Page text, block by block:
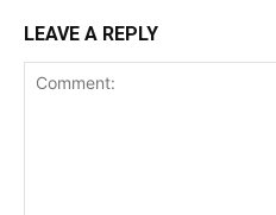
LEAVE A REPLY